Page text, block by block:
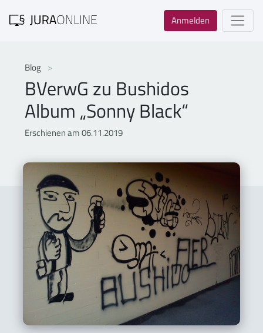
Anmelden
Blog
BVerwG zu Bushidos
Album „Sonny Black“
Erschienen am 06.11.2019